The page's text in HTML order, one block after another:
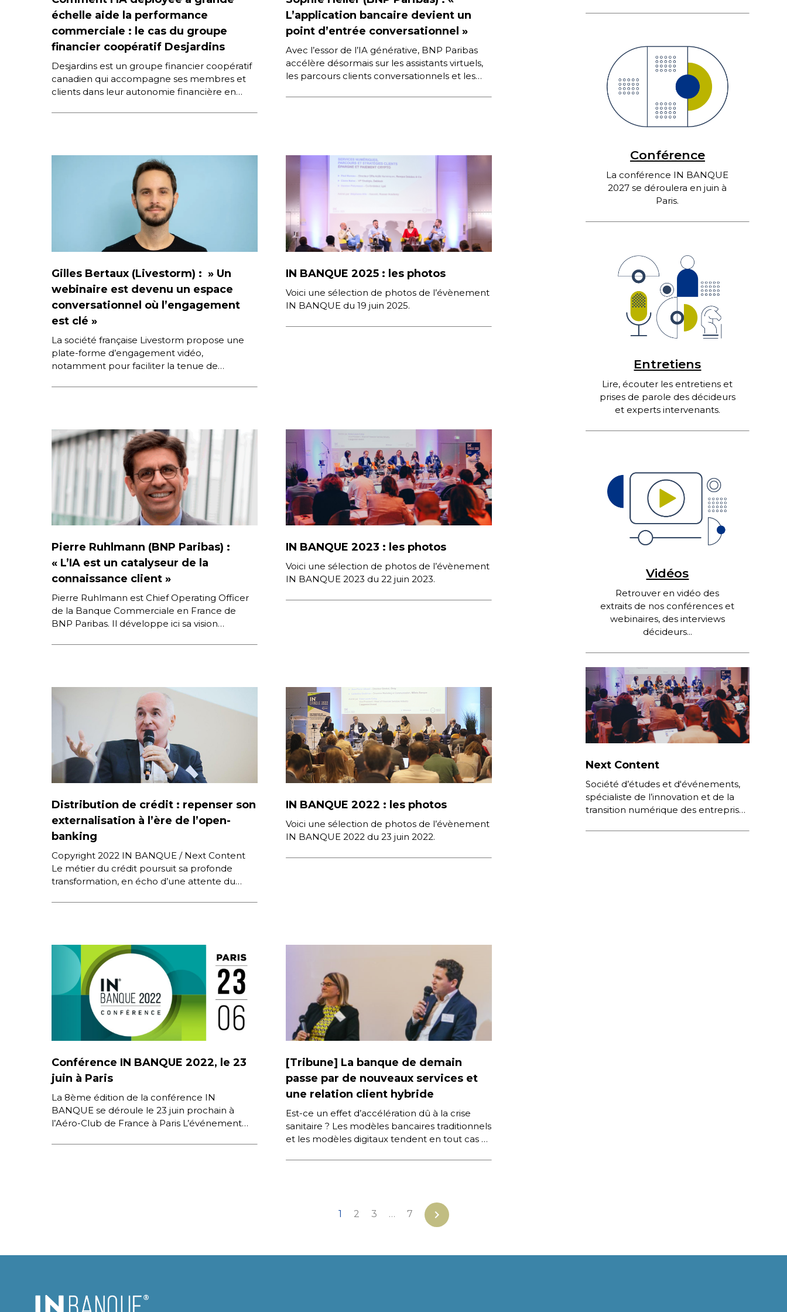
échelle aide la performance
commerciale : le cas du groupe
financier coopératif Desjardins
Desjardins est un groupe financier coopératif
canadien qui accompagne ses membres et
clients dans leur autonomie financière en
L’application bancaire devient un
point d’entrée conversationnel »
Avec l’essor de l’IA générative, BNP Paribas
accélère désormais sur les assistants virtuels,
les parcours clients conversationnels et les
Gilles Bertaux (Livestorm) : » Un
webinaire est devenu un espace
conversationnel où l’engagement
est clé »
La société française Livestorm propose une
plate-forme d’engagement vidéo,
notamment pour faciliter la tenue de
IN BANQUE 2025 : les photos
Voici une sélection de photos de l’évènement
IN BANQUE du 19 juin 2025.
Pierre Ruhlmann (BNP Paribas) :
« L’IA est un catalyseur de la
connaissance client »
Pierre Ruhlmann est Chief Operating Officer
de la Banque Commerciale en France de
BNP Paribas. Il développe ici sa vision
IN BANQUE 2023 : les photos
Voici une sélection de photos de l’évènement
IN BANQUE 2023 du 22 juin 2023.
Distribution de crédit : repenser son
externalisation à l’ère de l’open-
banking
Copyright 2022 IN BANQUE / Next Content
Le métier du crédit poursuit sa profonde
transformation, en écho d’une attente du
IN BANQUE 2022 : les photos
Voici une sélection de photos de l’évènement
IN BANQUE 2022 du 23 juin 2022.
Conférence IN BANQUE 2022, le 23
juin à Paris
La 8ème édition de la conférence IN
BANQUE se déroule le 23 juin prochain à
l’Aéro-Club de France à Paris L’événement
[Tribune] La banque de demain
passe par de nouveaux services et
une relation client hybride
Est-ce un effet d’accélération dû à la crise
sanitaire ? Les modèles bancaires traditionnels
et les modèles digitaux tendent en tout cas à
Conférence
La conférence IN BANQUE
2027 se déroulera en juin à
Paris.
Entretiens
Lire, écouter les entretiens et
prises de parole des décideurs
et experts intervenants.
Vidéos
Retrouver en vidéo des
extraits de nos conférences et
webinaires, des interviews
décideurs...
Next Content
Société d’études et d'événements,
spécialiste de l’innovation et de la
transition numérique des entreprises
1 2 3 … 7 chevron_right